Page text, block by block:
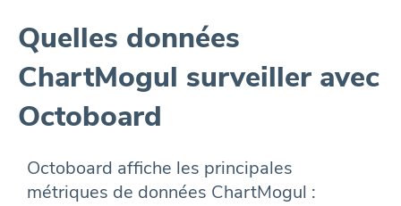
Quelles données
ChartMogul surveiller avec
Octoboard
Octoboard affiche les principales
métriques de données ChartMogul :